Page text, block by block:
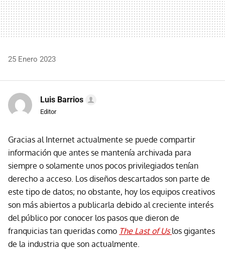
25 Enero 2023
Luis Barrios
Editor
Gracias al Internet actualmente se puede compartir
información que antes se mantenía archivada para
siempre o solamente unos pocos privilegiados tenían
derecho a acceso. Los diseños descartados son parte de
este tipo de datos; no obstante, hoy los equipos creativos
son más abiertos a publicarla debido al creciente interés
del público por conocer los pasos que dieron de
franquicias tan queridas como The Last of Us los gigantes
de la industria que son actualmente.